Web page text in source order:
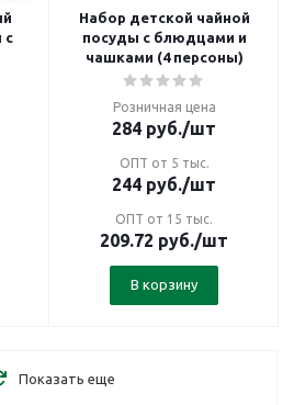
с
Набор детской чайной
посуды с блюдцами и
чашками (4 персоны)
Розничная цена
284 руб./шт
ОПТ от 5 тыс.
244 руб./шт
ОПТ от 15 тыс.
209.72 руб./шт
В корзину
Показать еще